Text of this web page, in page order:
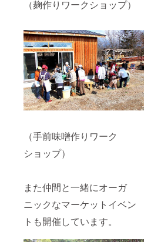
（麹作りワークショップ）
（手前味噌作りワーク
ショップ）
また仲間と一緒にオーガ
ニックなマーケットイベン
トも開催しています。